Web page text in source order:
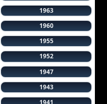
1963
1960
1955
1952
1947
1943
1941